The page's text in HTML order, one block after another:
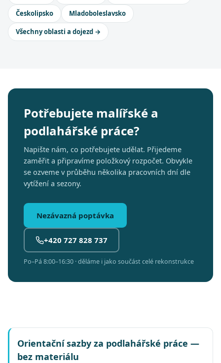
Českolipsko Mladoboleslavsko
Všechny oblasti a dojezd →
Potřebujete malířské a
podlahářské práce?
Napište nám, co potřebujete udělat. Přijedeme
zaměřit a připravíme položkový rozpočet. Obvykle
se ozveme v průběhu několika pracovních dní dle
vytížení a sezony.
Nezávazná poptávka
+420 727 828 737
Po–Pá 8:00–16:30 · děláme i jako součást celé rekonstrukce
Orientační sazby za podlahářské práce —
bez materiálu